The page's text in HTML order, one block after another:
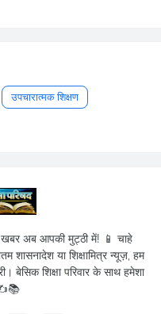
उपचारात्मक शिक्षण
खबर अब आपकी मुट्ठी में! 📱 चाहे
शासनादेश या शिक्षामित्र न्यूज़, हम
शिक्षा परिवार के साथ हमेशा